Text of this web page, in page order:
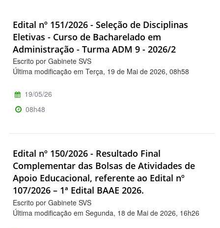
Edital nº 151/2026 - Seleção de Disciplinas
Eletivas - Curso de Bacharelado em
Administração - Turma ADM 9 - 2026/2
Escrito por Gabinete SVS
Última modificação em Terça, 19 de Mai de 2026, 08h58
19/05/26
08h48
Edital nº 150/2026 - Resultado Final
Complementar das Bolsas de Atividades de
Apoio Educacional, referente ao Edital nº
107/2026 – 1ª Edital BAAE 2026.
Escrito por Gabinete SVS
Última modificação em Segunda, 18 de Mai de 2026, 16h26